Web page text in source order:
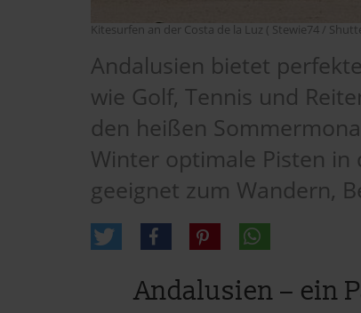
Kitesurfen an der Costa de la Luz ( Stewie74 /
Andalusien bietet
wie Golf, Tennis und
den heißen
Winter optimale Pisten in
geeignet zum Wandern,
Andalusien – ein